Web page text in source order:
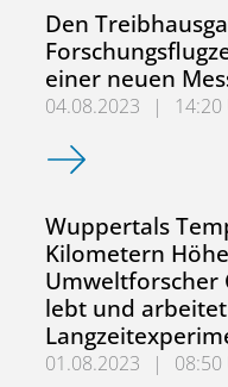
Den
einer neuen
04.08.2023 |
Den
Wuppertals
Kilometern
Umweltforscher
lebt und
01.08.2023 |